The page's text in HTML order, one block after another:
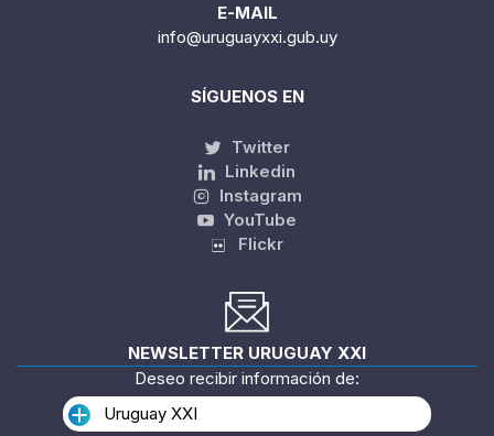
E-MAIL
info@uruguayxxi.gub.uy
SÍGUENOS EN
Twitter
Linkedin
Instagram
YouTube
Flickr
NEWSLETTER URUGUAY XXI
Deseo recibir información de:
Uruguay XXI